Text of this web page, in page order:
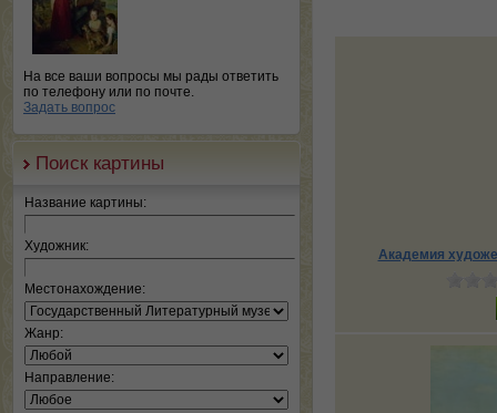
На все ваши вопросы мы рады ответить
по телефону или по почте.
Задать вопрос
Поиск картины
Название картины:
Художник:
Местонахождение:
Жанр:
Направление:
Академия